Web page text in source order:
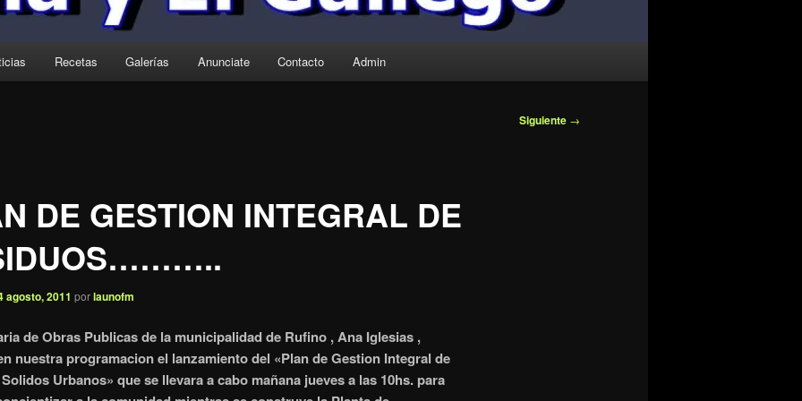
Recetas Galerías Anunciate Contacto Admin
Siguiente →
DE GESTION INTEGRAL DE
agosto, 2011 porlaunofm
de Obras Publicas de la municipalidad de Rufino , Ana Iglesias ,
nuestra programacion el lanzamiento del «Plan de Gestion Integral de
Urbanos» que se llevara a cabo mañana jueves a las 10hs. para